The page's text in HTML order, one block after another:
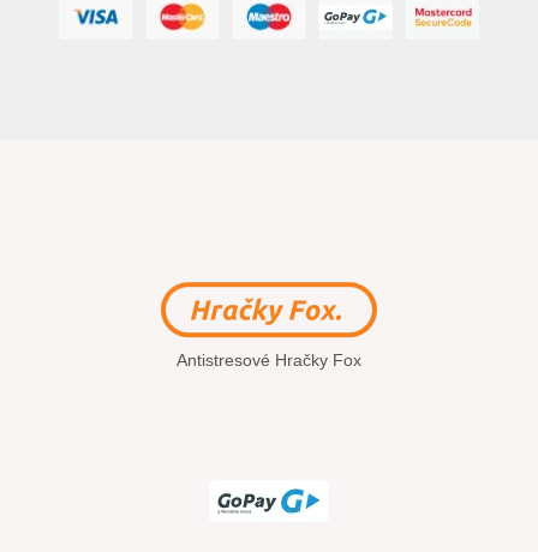
Antistresové Hračky Fox